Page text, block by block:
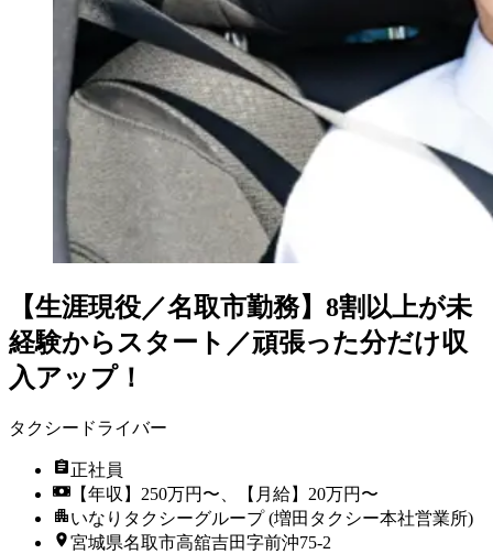
【生涯現役／名取市勤務】8割以上が未
経験からスタート／頑張った分だけ収
入アップ！
タクシードライバー
正社員
【年収】250万円〜、【月給】20万円〜
いなりタクシーグループ (増田タクシー本社営業所)
宮城県名取市高舘吉田字前沖75-2